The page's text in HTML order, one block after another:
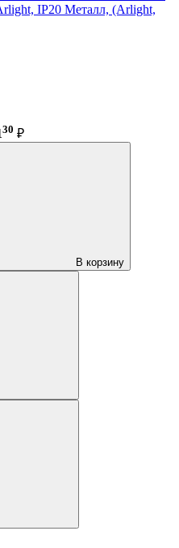
IP20 Металл, (Arlight,
30 ₽
В корзину